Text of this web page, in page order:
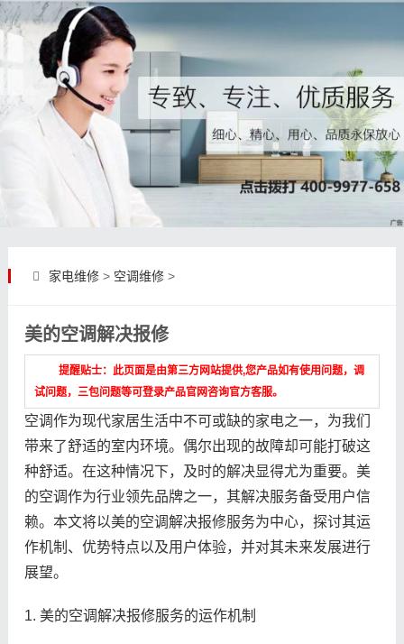
家电维修> 空调维修>
美的空调解决报修
提醒贴士：此页面是由第三方网站提供,您产品如有使用问题，调
试问题，三包问题等可登录产品官网咨询官方客服。
空调作为现代家居生活中不可或缺的家电之一，为我们
带来了舒适的室内环境。偶尔出现的故障却可能打破这
种舒适。在这种情况下，及时的解决显得尤为重要。美
的空调作为行业领先品牌之一，其解决服务备受用户信
赖。本文将以美的空调解决报修服务为中心，探讨其运
作机制、优势特点以及用户体验，并对其未来发展进行
展望。
1. 美的空调解决报修服务的运作机制